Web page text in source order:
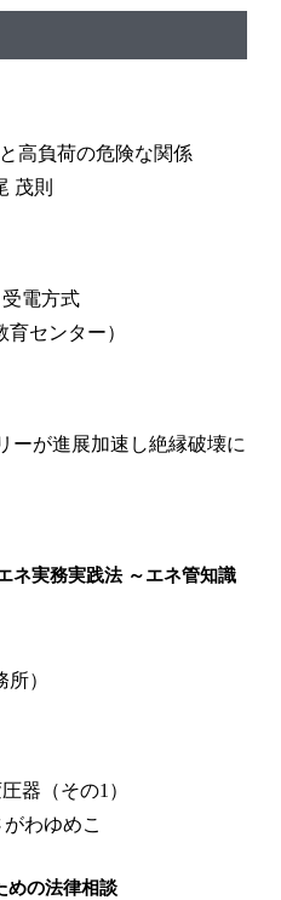
高負荷の危険な関係
茂則
電方式
センター）
ーが進展加速し絶縁破壊に
ネ実務実践法 ～エネ管知識
）
器（その1）
わゆめこ
めの法律相談